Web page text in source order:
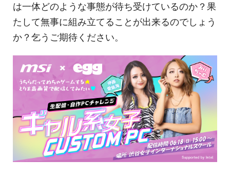
は一体どのような事態が待ち受けているのか？果
たして無事に組み立てることが出来るのでしょう
か？乞うご期待ください。